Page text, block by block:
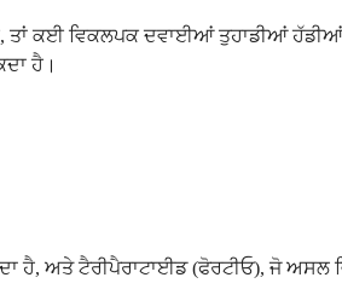
ਤਾਂ ਕਈ ਵਿਕਲਪਕ ਦਵਾਈਆਂ ਤੁਹਾਡੀਆਂ
ਹੈ।
ਹੈ, ਅਤੇ ਟੈਰੀਪੈਰਾਟਾਈਡ (ਫੋਰਟੀਓ), ਜੋ